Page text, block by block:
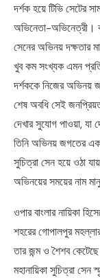
দর্শক হয়ে টিভি সেটের
অভিনেতা-অভিনেত্রী।
সেনের অভিনয় দক্ষতার
খুব কম সংখ্যক এমন
দর্শককে নিজের অভিনয়
শেষ অবধি সেই
দেখার সুযোগ পাওয়া, যা
তিনি অভিনয় জগতের
সুচিত্রা সেন হয়ে ওঠা
অভিনয়ের সময়ের নাম
ওপার বাংলার নায়িকা
শহরের গোপালপুর
তার জন্ম ও শৈশব
মহানায়িকা সুচিত্রা সেন